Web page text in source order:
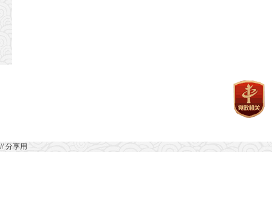
// 分享用